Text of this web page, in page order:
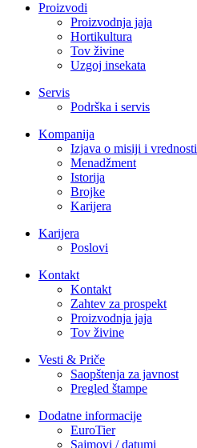
Proizvodi
Proizvodnja jaja
Hortikultura
Tov živine
Uzgoj insekata
Servis
Podrška i servis
Kompanija
Izjava o misiji i vrednosti
Menadžment
Istorija
Brojke
Karijera
Karijera
Poslovi
Kontakt
Kontakt
Zahtev za prospekt
Proizvodnja jaja
Tov živine
Vesti & Priče
Saopštenja za javnost
Pregled štampe
Dodatne informacije
EuroTier
Sajmovi / datumi